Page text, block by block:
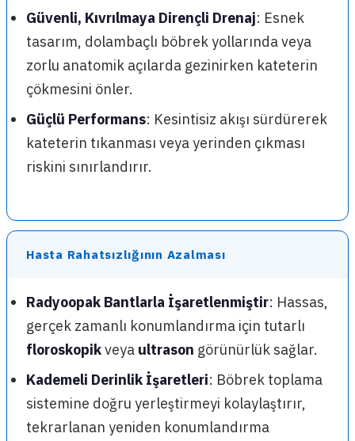
Güvenli, Kıvrılmaya Dirençli Drenaj: Esnek
tasarım, dolambaçlı böbrek yollarında veya
zorlu anatomik açılarda gezinirken kateterin
çökmesini önler.
Güçlü Performans: Kesintisiz akışı sürdürerek
kateterin tıkanması veya yerinden çıkması
riskini sınırlandırır.
Hasta Rahatsızlığının Azalması
Radyoopak Bantlarla İşaretlenmiştir: Hassas,
gerçek zamanlı konumlandırma için tutarlı
floroskopikveya ultrason görünürlük sağlar.
Kademeli Derinlik İşaretleri: Böbrek toplama
sistemine doğru yerleştirmeyi kolaylaştırır,
tekrarlanan yeniden konumlandırma